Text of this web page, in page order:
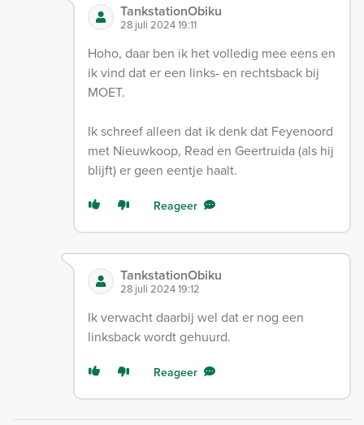
TankstationObiku
28 juli 2024 19:11
Hoho, daar ben ik het volledig mee eens en
ik vind dat er een links- en rechtsback bij
MOET.
Ik schreef alleen dat ik denk dat Feyenoord
met Nieuwkoop, Read en Geertruida (als hij
blijft) er geen eentje haalt.
Reageer
TankstationObiku
28 juli 2024 19:12
Ik verwacht daarbij wel dat er nog een
linksback wordt gehuurd.
Reageer